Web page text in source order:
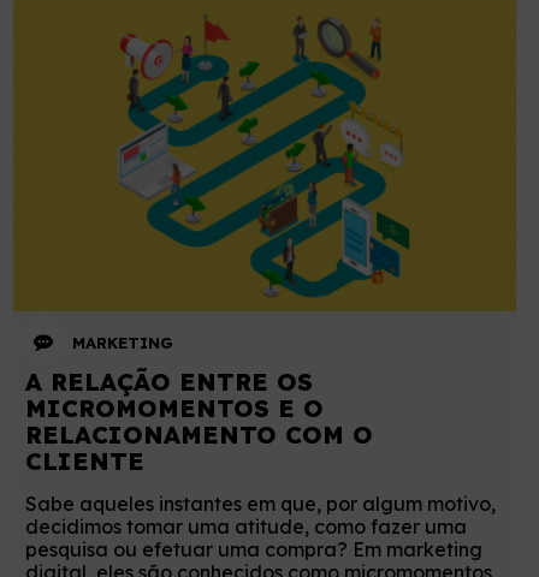
MARKETING
A RELAÇÃO ENTRE OS
MICROMOMENTOS E O
RELACIONAMENTO COM O
CLIENTE
Sabe aqueles instantes em que, por algum motivo,
decidimos tomar uma atitude, como fazer uma
pesquisa ou efetuar uma compra? Em marketing
digital, eles são conhecidos como micromomentos,